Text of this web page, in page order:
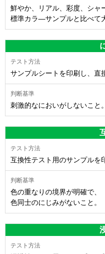
鮮やか、リアル、彩度、シャ
標準カラ―サンプルと比べて
サンプルシートを印刷し、直
刺激的なにおいがしないこと。
互換性テスト用のサンプルを
色の重なりの境界が明確で、
色同士のにじみがないこと。